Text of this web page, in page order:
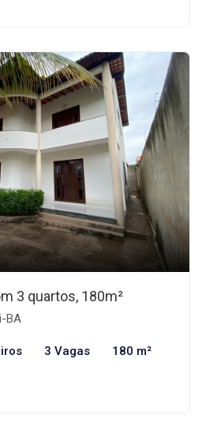
3 quartos, 180m²
BA
3 Vagas 180 m²